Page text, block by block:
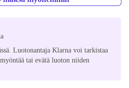
Luotonantaja Klarna voi tarkistaa
tai evätä luoton niiden